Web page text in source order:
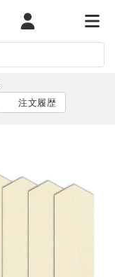
マイページカート メニ
注文履歴